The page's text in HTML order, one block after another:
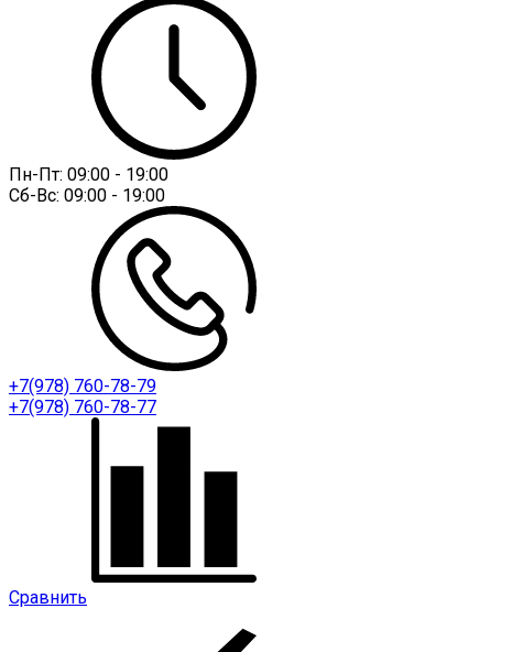
Пн-Пт: 09:00 - 19:00
Сб-Вс: 09:00 - 19:00
+7(978) 760-78-79
+7(978) 760-78-77
Сравнить